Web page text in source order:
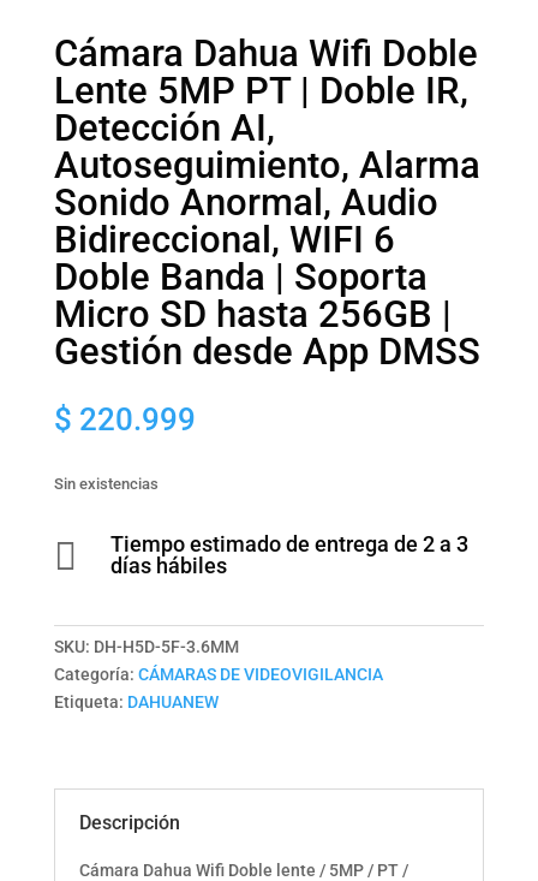
Cámara Dahua Wifi Doble
Lente 5MP PT | Doble IR,
Detección AI,
Autoseguimiento, Alarma
Sonido Anormal, Audio
Bidireccional, WIFI 6
Doble Banda | Soporta
Micro SD hasta 256GB |
Gestión desde App DMSS
$ 220.999
Sin existencias

Tiempo estimado de entrega de 2 a 3
días hábiles
SKU: DH-H5D-5F-3.6MM
Categoría: CÁMARAS DE VIDEOVIGILANCIA
Etiqueta: DAHUANEW
Descripción
Cámara Dahua Wifi Doble lente / 5MP / PT /